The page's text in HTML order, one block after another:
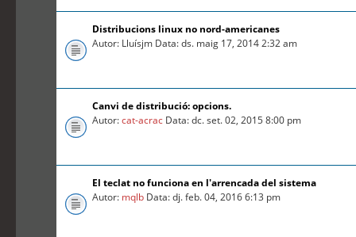
Distribucions linux no nord-americanes
Autor: Lluísjm Data: ds. maig 17, 2014 2:32 am
Canvi de distribució: opcions.
Autor:cat-acrac Data: dc. set. 02, 2015 8:00 pm
El teclat no funciona en l'arrencada del sistema
Autor: mqlb Data: dj. feb. 04, 2016 6:13 pm